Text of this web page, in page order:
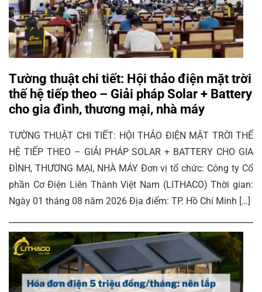
Tường thuật chi tiết: Hội thảo điện mặt trời
thế hệ tiếp theo – Giải pháp Solar + Battery
cho gia đình, thương mại, nhà máy
TƯỜNG THUẬT CHI TIẾT: HỘI THẢO ĐIỆN MẶT TRỜI THẾ
HỆ TIẾP THEO – GIẢI PHÁP SOLAR + BATTERY CHO GIA
ĐÌNH, THƯƠNG MẠI, NHÀ MÁY Đơn vị tổ chức: Công ty Cổ
phần Cơ Điện Liên Thành Việt Nam (LITHACO) Thời gian:
Ngày 01 tháng 08 năm 2026 Địa điểm: TP. Hồ Chí Minh […]